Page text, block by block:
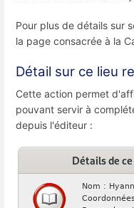
Pour plus de détails sur
la page consacrée à la
Détail sur ce lieu
Cette action permet
pouvant servir à
depuis l'éditeur :